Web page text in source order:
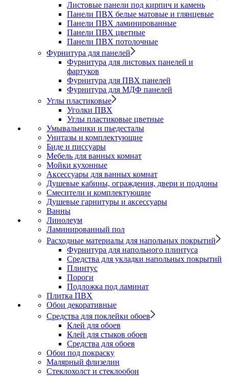
Листовые панели под кирпич и камень
Панели ПВХ белые матовые и глянцевые
Панели ПВХ ламинированные
Панели ПВХ цветные
Панели ПВХ потолочные
Фурнитура для панелей
Фурнитура для листовых панелей и
фартуков
Фурнитура для ПВХ панелей
Фурнитура для МДФ панелей
Углы пластиковые
Уголки ПВХ
Углы пластиковые цветные
Умывальники и пьедесталы
Унитазы и комплектующие
Биде и писсуары
Мебель для ванных комнат
Мойки кухонные
Аксессуары для ванных комнат
Душевые кабины, ограждения, двери и поддоны
Смесители и комплектующие
Душевые гарнитуры и аксессуары
Ванны
Линолеум
Ламинированный пол
Расходные материалы для напольных покрытий
Фурнитура для напольного плинтуса
Средства для укладки напольных покрытий
Плинтус
Пороги
Подложка под ламинат
Плитка ПВХ
Обои декоративные
Средства для поклейки обоев
Клей для обоев
Клей для стыков обоев
Средства для обоев
Обои под покраску
Малярный флизелин
Стеклохолст и стеклообои